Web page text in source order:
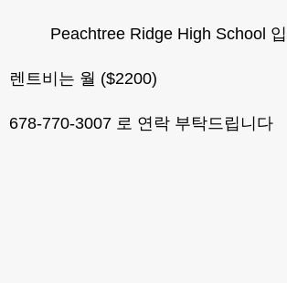
Peachtree Ridge High School 입
렌트비는 월 ($2200)
678-770-3007 로 연락 부탁드립니다